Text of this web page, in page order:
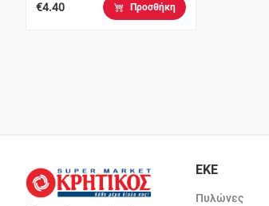
€4.40 Προσθήκη
ΕΚΕ
Πυλώνες